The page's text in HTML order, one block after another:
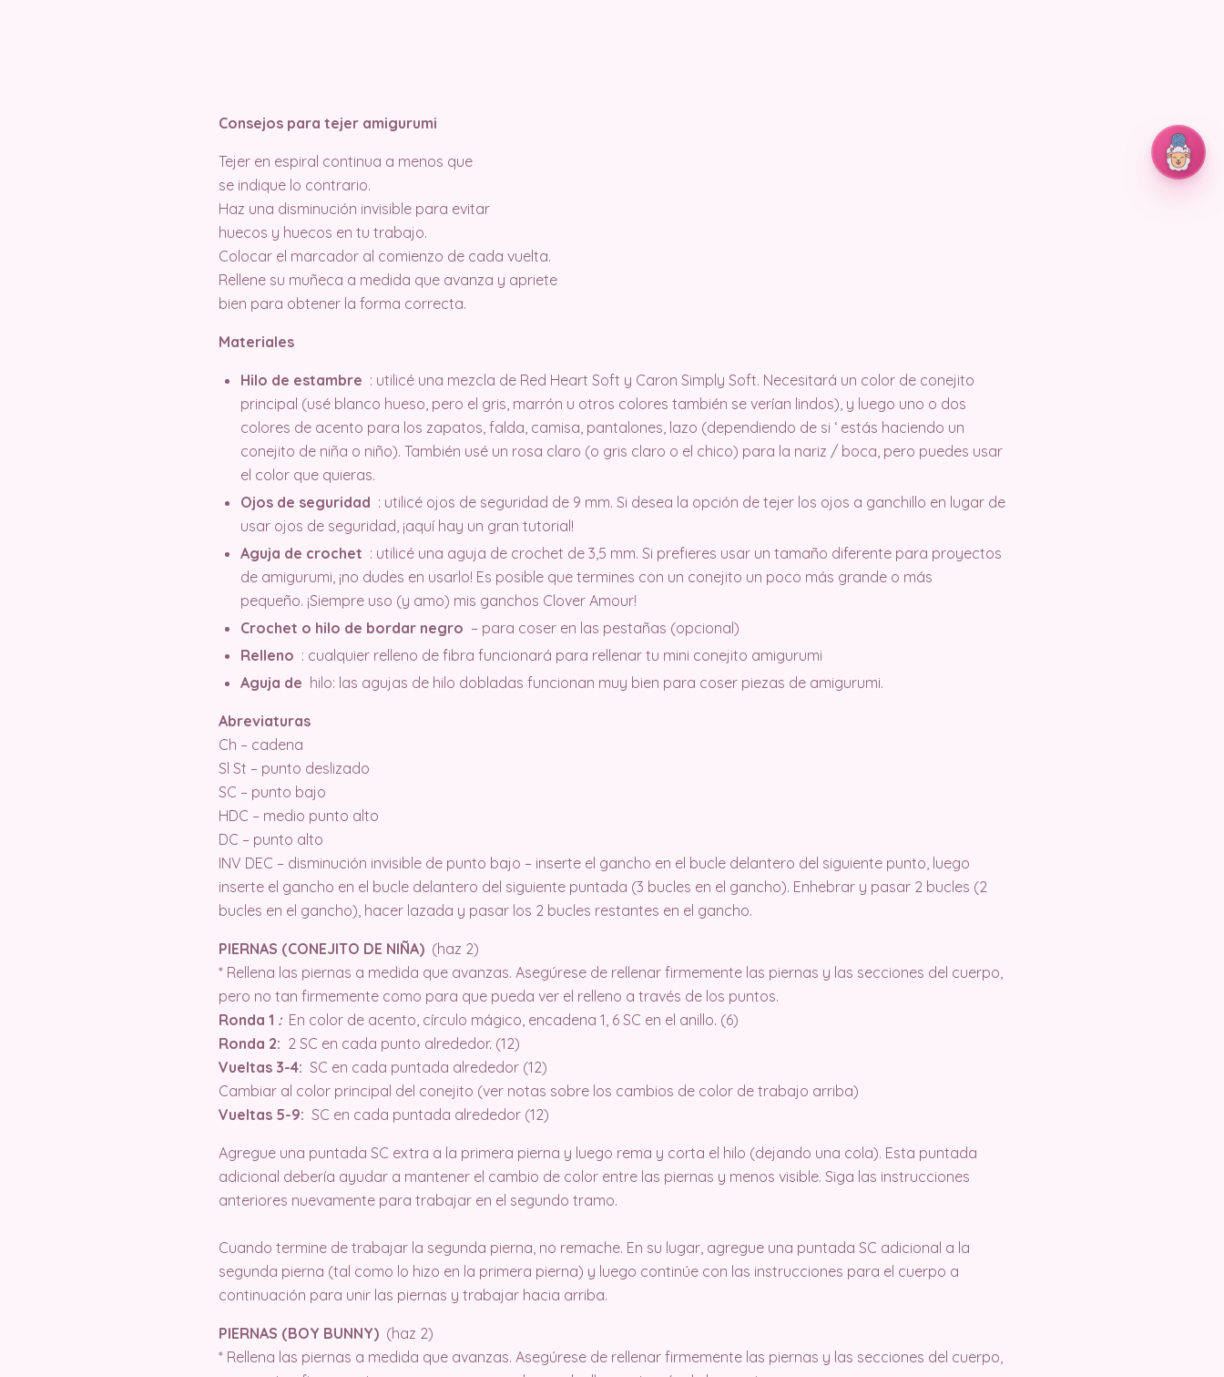
Consejos para tejer amigurumi
Tejer en espiral continua a menos que
se indique lo contrario.
Haz una disminución invisible para evitar
huecos y huecos en tu trabajo.
Colocar el marcador al comienzo de cada vuelta.
Rellene su muñeca a medida que avanza y apriete
bien para obtener la forma correcta.
Materiales
Hilo de estambre : utilicé una mezcla de Red Heart Soft y Caron Simply Soft. Necesitará un color de conejito
principal (usé blanco hueso, pero el gris, marrón u otros colores también se verían lindos), y luego uno o dos
colores de acento para los zapatos, falda, camisa, pantalones, lazo (dependiendo de si ‘ estás haciendo un
conejito de niña o niño). También usé un rosa claro (o gris claro o el chico) para la nariz / boca, pero puedes usar
el color que quieras.
Ojos de seguridad : utilicé ojos de seguridad de 9 mm. Si desea la opción de tejer los ojos a ganchillo en lugar de
usar ojos de seguridad, ¡aquí hay un gran tutorial!
Aguja de crochet : utilicé una aguja de crochet de 3,5 mm. Si prefieres usar un tamaño diferente para proyectos
de amigurumi, ¡no dudes en usarlo! Es posible que termines con un conejito un poco más grande o más
pequeño. ¡Siempre uso (y amo) mis ganchos Clover Amour!
Crochet o hilo de bordar negro – para coser en las pestañas (opcional)
Relleno : cualquier relleno de fibra funcionará para rellenar tu mini conejito amigurumi
Aguja de hilo: las agujas de hilo dobladas funcionan muy bien para coser piezas de amigurumi.
Abreviaturas
Ch – cadena
Sl St – punto deslizado
SC – punto bajo
HDC – medio punto alto
DC – punto alto
INV DEC – disminución invisible de punto bajo – inserte el gancho en el bucle delantero del siguiente punto, luego
inserte el gancho en el bucle delantero del siguiente puntada (3 bucles en el gancho). Enhebrar y pasar 2 bucles (2
bucles en el gancho), hacer lazada y pasar los 2 bucles restantes en el gancho.
PIERNAS (CONEJITO DE NIÑA) (haz 2)
* Rellena las piernas a medida que avanzas. Asegúrese de rellenar firmemente las piernas y las secciones del cuerpo,
pero no tan firmemente como para que pueda ver el relleno a través de los puntos.
Ronda 1 : En color de acento, círculo mágico, encadena 1, 6 SC en el anillo. (6)
Ronda 2: 2 SC en cada punto alrededor. (12)
Vueltas 3-4: SC en cada puntada alrededor (12)
Cambiar al color principal del conejito (ver notas sobre los cambios de color de trabajo arriba)
Vueltas 5-9: SC en cada puntada alrededor (12)
Agregue una puntada SC extra a la primera pierna y luego rema y corta el hilo (dejando una cola). Esta puntada
adicional debería ayudar a mantener el cambio de color entre las piernas y menos visible. Siga las instrucciones
anteriores nuevamente para trabajar en el segundo tramo.
Cuando termine de trabajar la segunda pierna, no remache. En su lugar, agregue una puntada SC adicional a la
segunda pierna (tal como lo hizo en la primera pierna) y luego continúe con las instrucciones para el cuerpo a
continuación para unir las piernas y trabajar hacia arriba.
PIERNAS (BOY BUNNY) (haz 2)
* Rellena las piernas a medida que avanzas. Asegúrese de rellenar firmemente las piernas y las secciones del cuerpo,